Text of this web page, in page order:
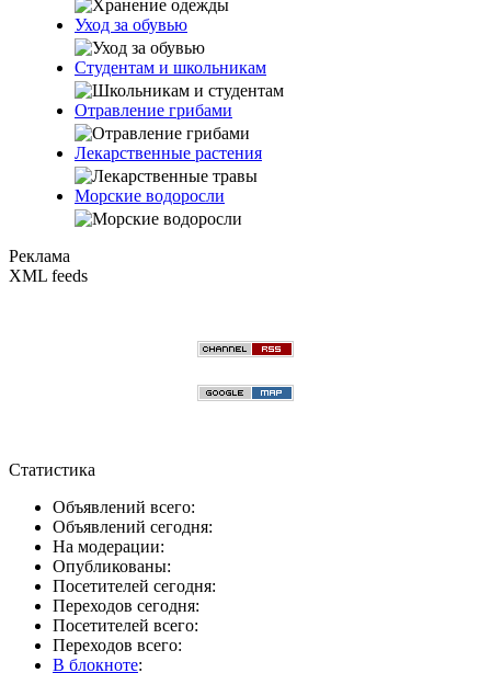
Уход за обувью
Студентам и школьникам
Отравление грибами
Лекарственные растения
Морские водоросли
Реклама
XML feeds
Статистика
Объявлений всего:
Объявлений сегодня:
На модерации:
Опубликованы:
Посетителей сегодня:
Переходов сегодня:
Посетителей всего:
Переходов всего:
В блокноте: